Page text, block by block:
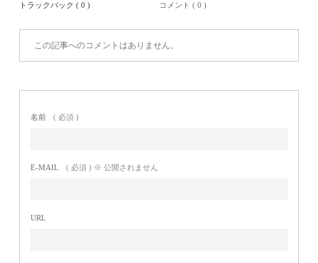
トラックバック ( 0 ) コメント ( 0 )
この記事へのコメントはありません。
名前 ( 必須 )
E-MAIL ( 必須 ) ※ 公開されません
URL